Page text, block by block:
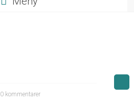
0 kommentarer